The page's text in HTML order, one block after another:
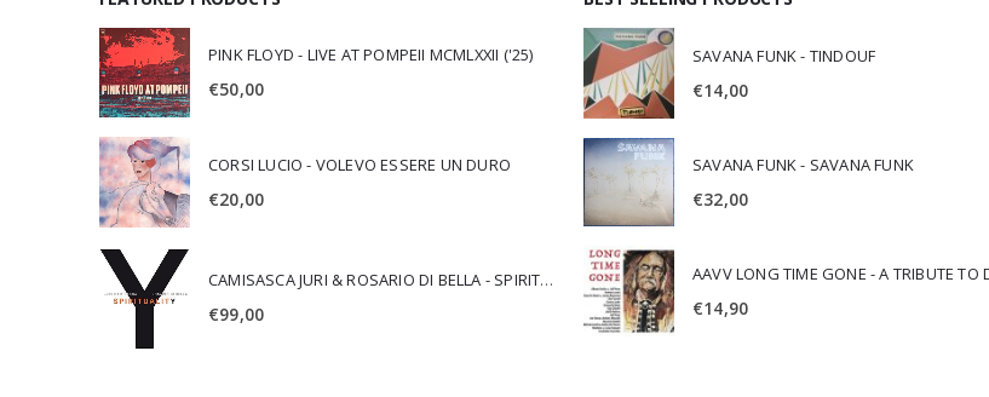
PINK FLOYD - LIVE AT POMPEII MCMLXXII ('25)
€50,00
CORSI LUCIO - VOLEVO ESSERE UN DURO
€20,00
CAMISASCA JURI & ROSARIO DI BELLA - SPIRITUALITY
€99,00
SAVANA FUNK - TINDOUF
€14,00
SAVANA FUNK - SAVANA FUNK
€32,00
€14,90